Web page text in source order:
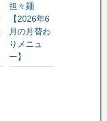
担々麺
【2026年6
月の月替わ
りメニュ
ー】